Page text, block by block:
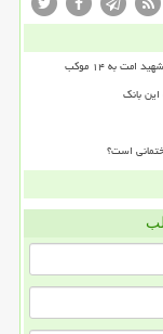
به ۱۴ موکب
بانک
است؟